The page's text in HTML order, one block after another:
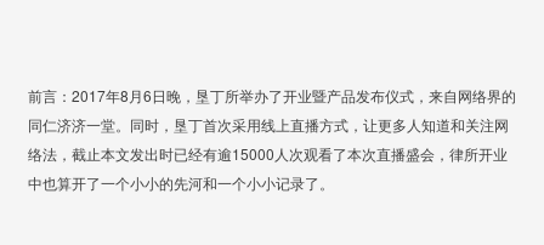
前言：2017年8月6日晚，垦丁所举办了开业暨产品发布仪式，来自网络界的
同仁济济一堂。同时，垦丁首次采用线上直播方式，让更多人知道和关注网
络法，截止本文发出时已经有逾15000人次观看了本次直播盛会，律所开业
中也算开了一个小小的先河和一个小小记录了。